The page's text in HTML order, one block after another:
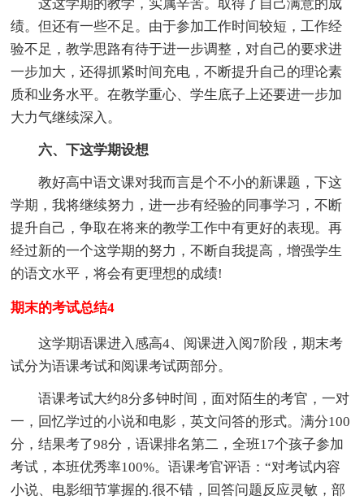
这这学期的教学，实属辛苦。取得了自己满意的成
绩。但还有一些不足。由于参加工作时间较短，工作经
验不足，教学思路有待于进一步调整，对自己的要求进
一步加大，还得抓紧时间充电，不断提升自己的理论素
质和业务水平。在教学重心、学生底子上还要进一步加
大力气继续深入。
六、下这学期设想
教好高中语文课对我而言是个不小的新课题，下这
学期，我将继续努力，进一步有经验的同事学习，不断
提升自己，争取在将来的教学工作中有更好的表现。再
经过新的一个这学期的努力，不断自我提高，增强学生
的语文水平，将会有更理想的成绩!
期末的考试总结4
这学期语课进入感高4、阅课进入阅7阶段，期末考
试分为语课考试和阅课考试两部分。
语课考试大约8分多钟时间，面对陌生的考官，一对
一，回忆学过的小说和电影，英文问答的形式。满分100
分，结果考了98分，语课排名第二，全班17个孩子参加
考试，本班优秀率100%。语课考官评语：“对考试内容
小说、电影细节掌握的.很不错，回答问题反应灵敏，部